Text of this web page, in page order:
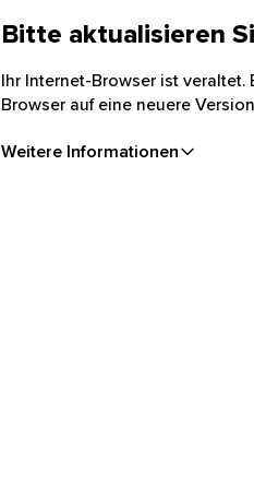
Bitte aktualisieren
Ihr Internet-Browser ist
Browser auf eine neuere
Weitere Informationen